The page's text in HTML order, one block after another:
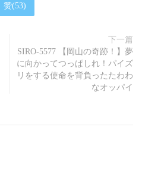
赞(53)
下一篇
SIRO-5577 【岡山の奇跡！】夢
に向かってつっぱしれ！パイズ
リをする使命を背負ったたわわ
なオッパイ